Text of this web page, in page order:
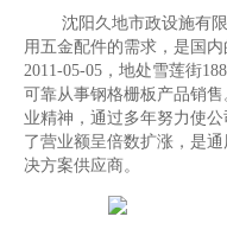
沈阳久地市政设施有
用五金配件的需求，是国
2011-05-05，地处雪莲街
可靠从事钢格栅板产品销
业精神，通过多年努力使
了营业额呈倍数扩涨，是
决方案供应商。